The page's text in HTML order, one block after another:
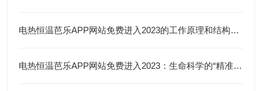
电热恒温芭乐APP网站免费进入2023的工作原理和结构特点
电热恒温芭乐APP网站免费进入2023：生命科学的“精准温床”